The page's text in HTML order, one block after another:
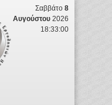
Σαββάτο 8
Αυγούστου 2026
18:33:02